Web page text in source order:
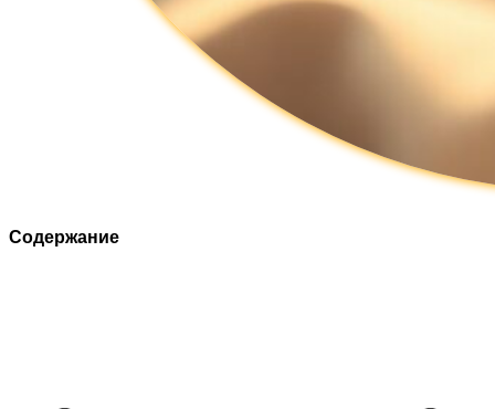
Содержание